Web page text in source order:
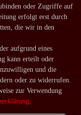
oder Zugriffe auf
erfolgt erst durch
die wir in den
aufgrund eines
kann erteilt oder
und die
oder zu widerrufen.
zur Verwendung
.